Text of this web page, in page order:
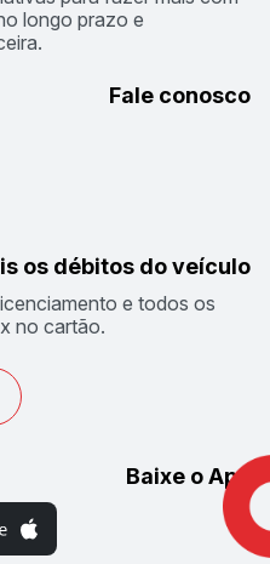
longo prazo e
Fale conosco
os débitos do veículo
e todos os
no cartão.
Baixe o App